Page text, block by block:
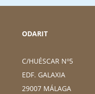
ODARIT
C/HUÉSCAR Nº5
EDF. GALAXIA
29007 MÁLAGA